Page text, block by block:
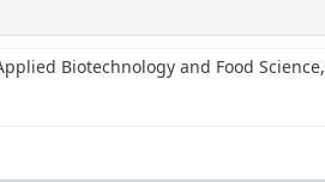
Biotechnology and Food Science,